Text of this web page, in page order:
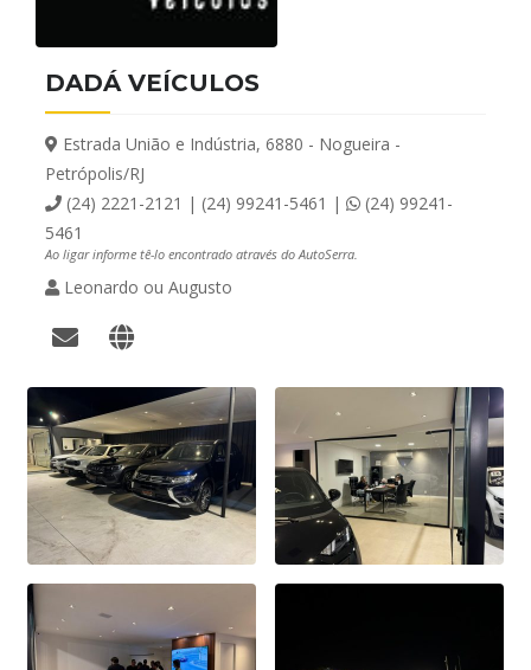
DADÁ VEÍCULOS
Estrada União e Indústria, 6880 - Nogueira -
Petrópolis/RJ
(24) 2221-2121 | (24) 99241-5461 |
(24) 99241-
5461
Ao ligar informe tê-lo encontrado através do AutoSerra.
Leonardo ou Augusto